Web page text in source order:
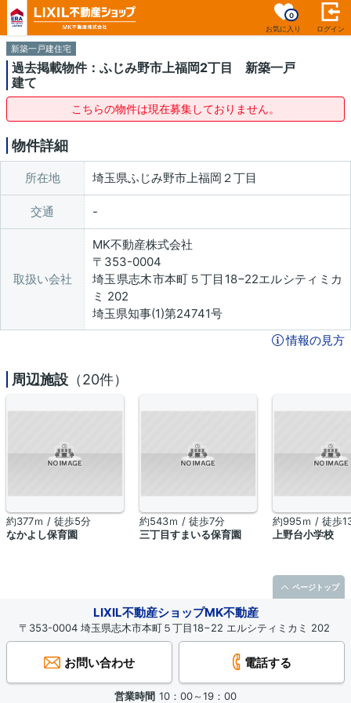
お気に入り
0
ログイン
新築一戸建住宅
過去掲載物件：ふじみ野市上福岡2丁目 新築一戸
建て
こちらの物件は現在募集しておりません。
物件詳細
所在地 埼玉県ふじみ野市上福岡２丁目
交通
取扱い会社
MK不動産株式会社
〒353-0004
埼玉県志木市本町５丁目18−22エルシティミカ
ミ 202
埼玉県知事(1)第24741号
情報の見方
周辺施設 （20件）
約377ｍ / 徒歩5分
なかよし保育園
約543ｍ / 徒歩7分
三丁目すまいる保育園
約995ｍ / 徒歩
上野台小学校
LIXIL不動産ショップMK不動産
〒353-0004 埼玉県志木市本町５丁目18−22 エルシティミカミ 202
お問い合わせ 電話する
営業時間 10：00～19：00
ページトップ